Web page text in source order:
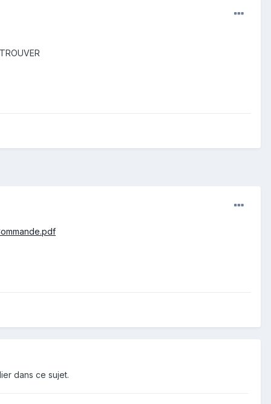
dans ce sujet.